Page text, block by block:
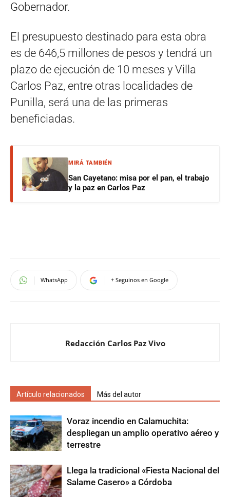
Gobernador.
El presupuesto destinado para esta obra
es de 646,5 millones de pesos y tendrá un
plazo de ejecución de 10 meses y Villa
Carlos Paz, entre otras localidades de
Punilla, será una de las primeras
beneficiadas.
MIRÁ TAMBIÉN
San Cayetano: misa por el pan, el trabajo
y la paz en Carlos Paz
WhatsApp + Seguinos en Google
Redacción Carlos Paz Vivo
Artículo relacionados Más del autor
Voraz incendio en Calamuchita:
despliegan un amplio operativo aéreo y
terrestre
Llega la tradicional «Fiesta Nacional del
Salame Casero» a Córdoba